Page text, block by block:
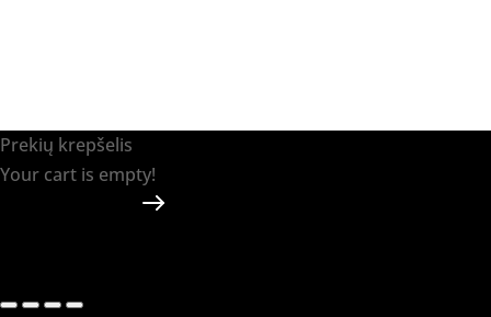
Prekių krepšelis
Your cart is empty!